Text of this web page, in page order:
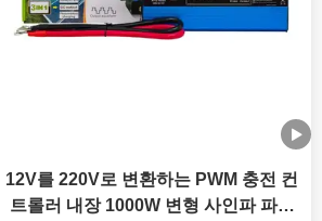
12V를 220V로 변환하는 PWM 충전 컨
트롤러 내장 1000W 변형 사인파 파워